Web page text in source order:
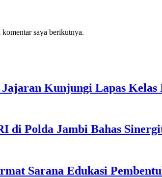
saya berikutnya.
Kunjungi Lapas Kelas
di Polda Jambi Bahas
Sarana Edukasi